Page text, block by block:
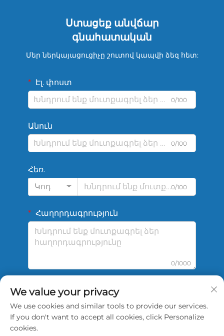
Ստացեք անվճար
գնահատական
Մեր ներկայացուցիչը շուտով կապվի ձեզ հետ:
Էլ. փոստ
0/100
Անուն
0/100
Հեռ.
Կոդ
0/100
Հաղորդագրություն
0/1000
Ուղարկել
We value your privacy
We use cookies and similar tools to provide our services.
If you don't want to accept all cookies, click Personalize
cookies.